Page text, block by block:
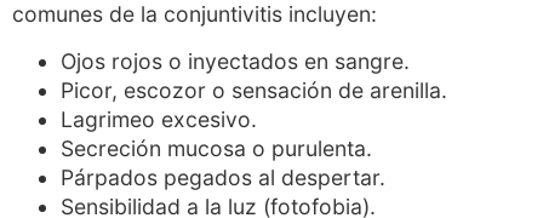
comunes de la conjuntivitis incluyen:
Ojos rojos o inyectados en sangre.
Picor, escozor o sensación de arenilla.
Lagrimeo excesivo.
Secreción mucosa o purulenta.
Párpados pegados al despertar.
Sensibilidad a la luz (fotofobia).